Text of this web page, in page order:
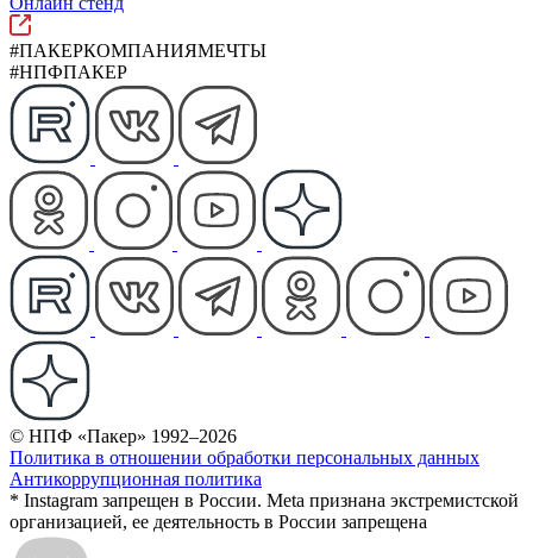
#ПАКЕРКОМПАНИЯМЕЧТЫ
#НПФПАКЕР
© НПФ «Пакер» 1992–2026
Политика в отношении обработки персональных данных
Антикоррупционная политика
* Instagram запрещен в России. Meta признана экстремистской
организацией, ее деятельность в России запрещена